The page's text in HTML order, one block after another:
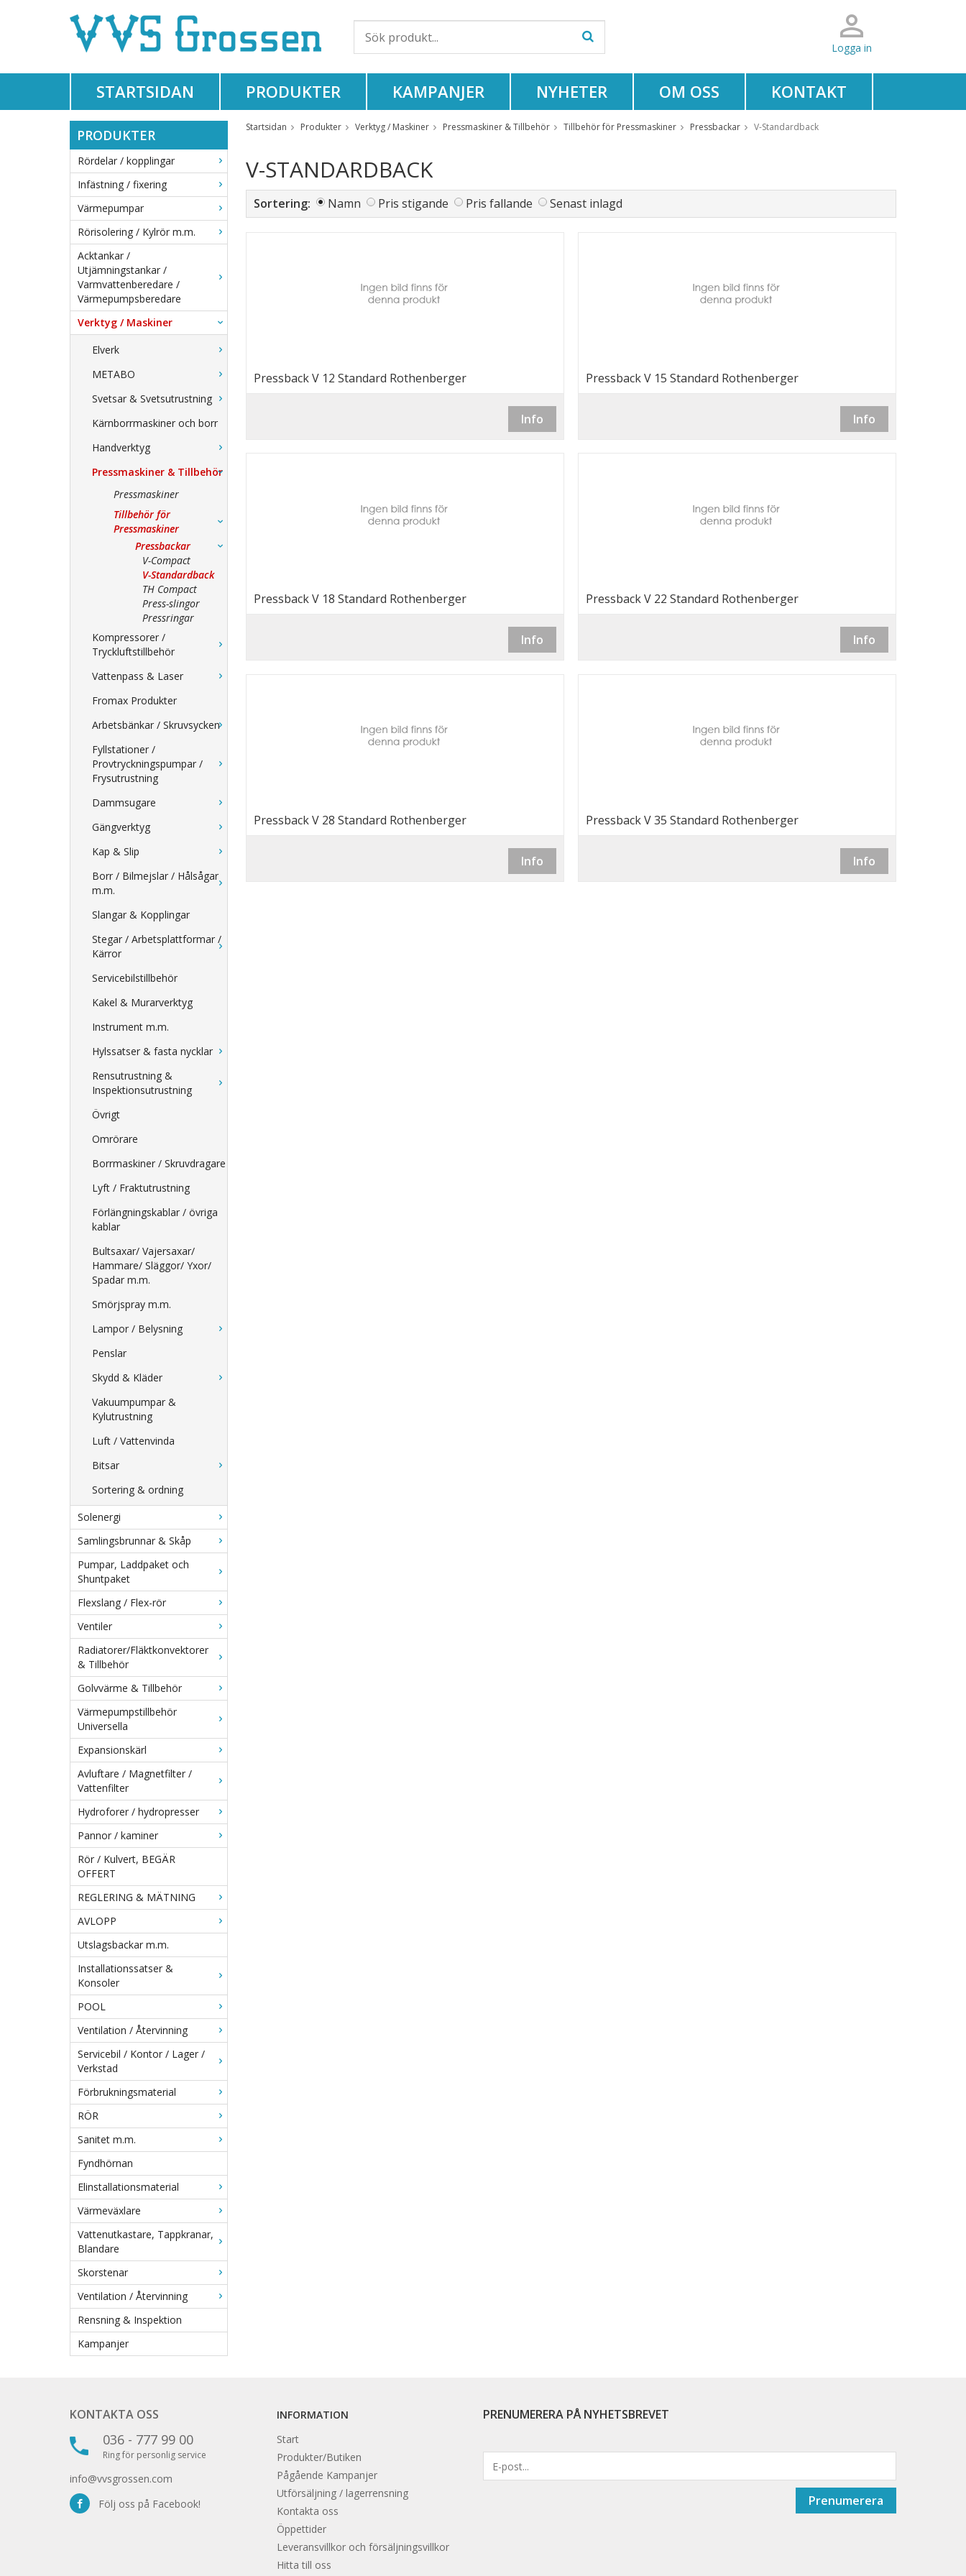
Logga in
STARTSIDAN PRODUKTER KAMPANJER NYHETER OM OSS KONTAKT
PRODUKTER
Rördelar / kopplingar
Infästning / fixering
Värmepumpar
Rörisolering / Kylrör m.m.
Acktankar /
Utjämningstankar /
Varmvattenberedare /
Värmepumpsberedare
Verktyg / Maskiner
Elverk
METABO
Svetsar & Svetsutrustning
Kärnborrmaskiner och borr
Handverktyg
Pressmaskiner & Tillbehör
Pressmaskiner
Tillbehör för
Pressmaskiner
Pressbackar
V-Compact
V-Standardback
TH Compact
Press-slingor
Pressringar
Kompressorer /
Tryckluftstillbehör
Vattenpass & Laser
Fromax Produkter
Arbetsbänkar / Skruvsycken
Fyllstationer /
Provtryckningspumpar /
Frysutrustning
Dammsugare
Gängverktyg
Kap & Slip
Borr / Bilmejslar / Hålsågar
m.m.
Slangar & Kopplingar
Stegar / Arbetsplattformar /
Kärror
Servicebilstillbehör
Kakel & Murarverktyg
Instrument m.m.
Hylssatser & fasta nycklar
Rensutrustning &
Inspektionsutrustning
Övrigt
Omrörare
Borrmaskiner / Skruvdragare
Lyft / Fraktutrustning
Förlängningskablar / övriga
kablar
Bultsaxar/ Vajersaxar/
Hammare/ Släggor/ Yxor/
Spadar m.m.
Smörjspray m.m.
Lampor / Belysning
Penslar
Skydd & Kläder
Vakuumpumpar &
Kylutrustning
Luft / Vattenvinda
Bitsar
Sortering & ordning
Solenergi
Samlingsbrunnar & Skåp
Pumpar, Laddpaket och
Shuntpaket
Flexslang / Flex-rör
Ventiler
Radiatorer/Fläktkonvektorer
& Tillbehör
Golvvärme & Tillbehör
Värmepumpstillbehör
Universella
Expansionskärl
Avluftare / Magnetfilter /
Vattenfilter
Hydroforer / hydropresser
Pannor / kaminer
Rör / Kulvert, BEGÄR
OFFERT
REGLERING & MÄTNING
AVLOPP
Utslagsbackar m.m.
Installationssatser &
Konsoler
POOL
Ventilation / Återvinning
Servicebil / Kontor / Lager /
Verkstad
Förbrukningsmaterial
RÖR
Sanitet m.m.
Fyndhörnan
Elinstallationsmaterial
Värmeväxlare
Vattenutkastare, Tappkranar,
Blandare
Skorstenar
Ventilation / Återvinning
Rensning & Inspektion
Kampanjer
Startsidan Produkter Verktyg / Maskiner Pressmaskiner & Tillbehör Tillbehör för Pressmaskiner Pressbackar V-Standardback
V-STANDARDBACK
Sortering: Namn Pris stigande Pris fallande Senast inlagd
Pressback V 12 Standard Rothenberger
Info
Pressback V 15 Standard Rothenberger
Info
Pressback V 18 Standard Rothenberger
Info
Pressback V 22 Standard Rothenberger
Info
Pressback V 28 Standard Rothenberger
Info
Pressback V 35 Standard Rothenberger
Info
KONTAKTA OSS
036 - 777 99 00
Ring för personlig service
info@vvsgrossen.com
Följ oss på Facebook!
INFORMATION
Start
Produkter/Butiken
Pågående Kampanjer
Utförsäljning / lagerrensning
Kontakta oss
Öppettider
Leveransvillkor och försäljningsvillkor
Hitta till oss
PRENUMERERA PÅ NYHETSBREVET
Prenumerera